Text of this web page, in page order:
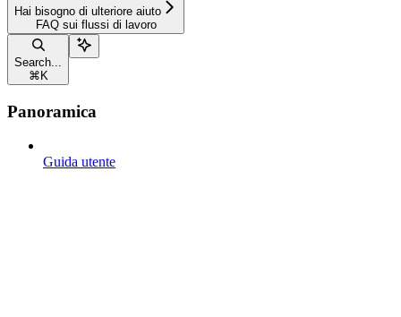
Hai bisogno di ulteriore aiuto
FAQ sui flussi di lavoro
Search...
⌘ K
Panoramica
Guida utente